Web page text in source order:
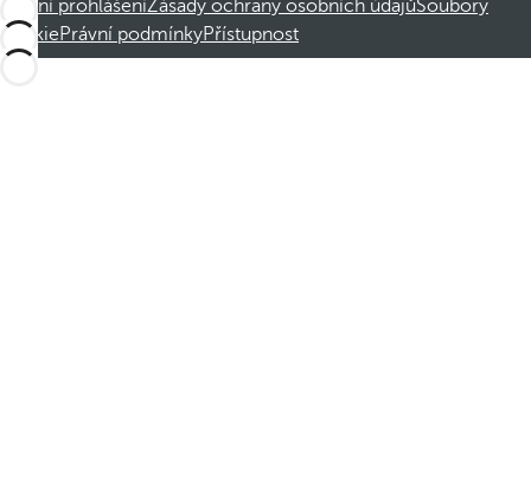
Právní prohlášeníZásady ochrany osobních údajůSoubory
cookiePrávní podmínkyPřístupnost